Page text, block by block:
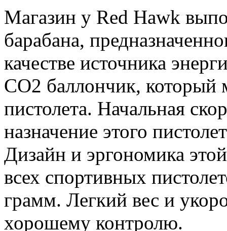
Магазин у Red Hawk
барабана,
качестве источника
СО2 баллончик, который
пистолета. Начальная
назначение этого
Дизайн и эргономика
всех спортивных
грамм. Легкий вес и
хорошему контролю.